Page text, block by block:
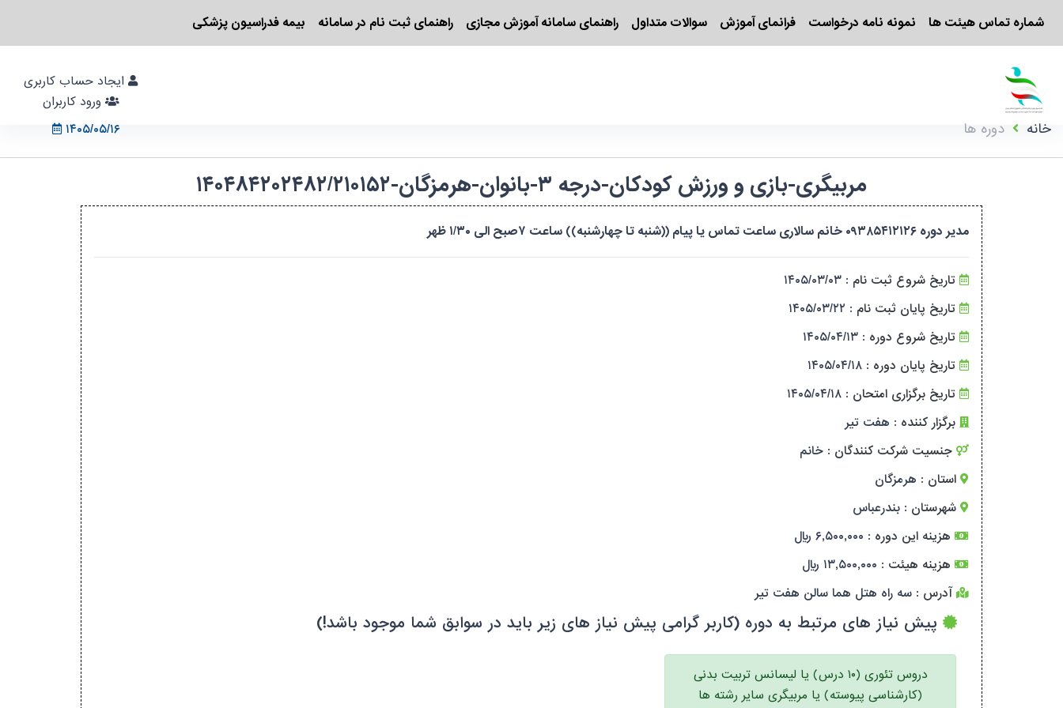
شماره تماس هیئت ها نمونه نامه درخواست فرانمای آموزش سوالات متداول راهنمای سامانه آموزش مجازی راهنمای ثبت نام در سامانه بیمه فدراسیون پزشکی
۱۴۰۵/۰۵/۱۶
خانه دوره ها
مربیگری-بازی و ورزش کودکان-درجه ۳-بانوان-هرمزگان-۱۴۰۴۸۴۲۰۲۴۸۲/۲۱۰۱۵۲
مدیر دوره ۰۹۳۸۵۴۱۲۱۲۶ خانم سالاری ساعت تماس یا پیام ((شنبه تا چهارشنبه)) ساعت ۷صبح الی ۱/۳۰ ظهر
تاریخ شروع ثبت نام : ۱۴۰۵/۰۳/۰۳
تاریخ پایان ثبت نام : ۱۴۰۵/۰۳/۲۲
تاریخ شروع دوره : ۱۴۰۵/۰۴/۱۳
تاریخ پایان دوره : ۱۴۰۵/۰۴/۱۸
تاریخ برگزاری امتحان : ۱۴۰۵/۰۴/۱۸
برگزار کننده : هفت تیر
جنسیت شرکت کنندگان : خانم
استان : هرمزگان
شهرستان : بندرعباس
هزینه این دوره : ۶,۵۰۰,۰۰۰ ریال
هزینه هیئت : ۱۳,۵۰۰,۰۰۰ ریال
آدرس : سه راه هتل هما سالن هفت تیر
پیش نیاز های مرتبط به دوره (کاربر گرامی پیش نیاز های زیر باید در سوابق شما موجود باشد!)
دروس تئوری (۱۰ درس) یا لیسانس تربیت بدنی
(کارشناسی پیوسته) یا مربیگری سایر رشته ها